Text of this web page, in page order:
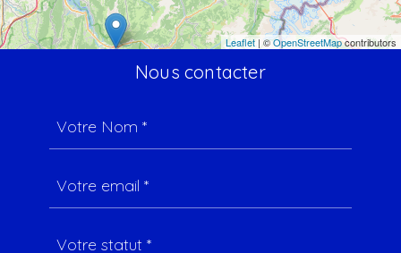
Leaflet | ©OpenStreetMapcontributors
Nous contacter